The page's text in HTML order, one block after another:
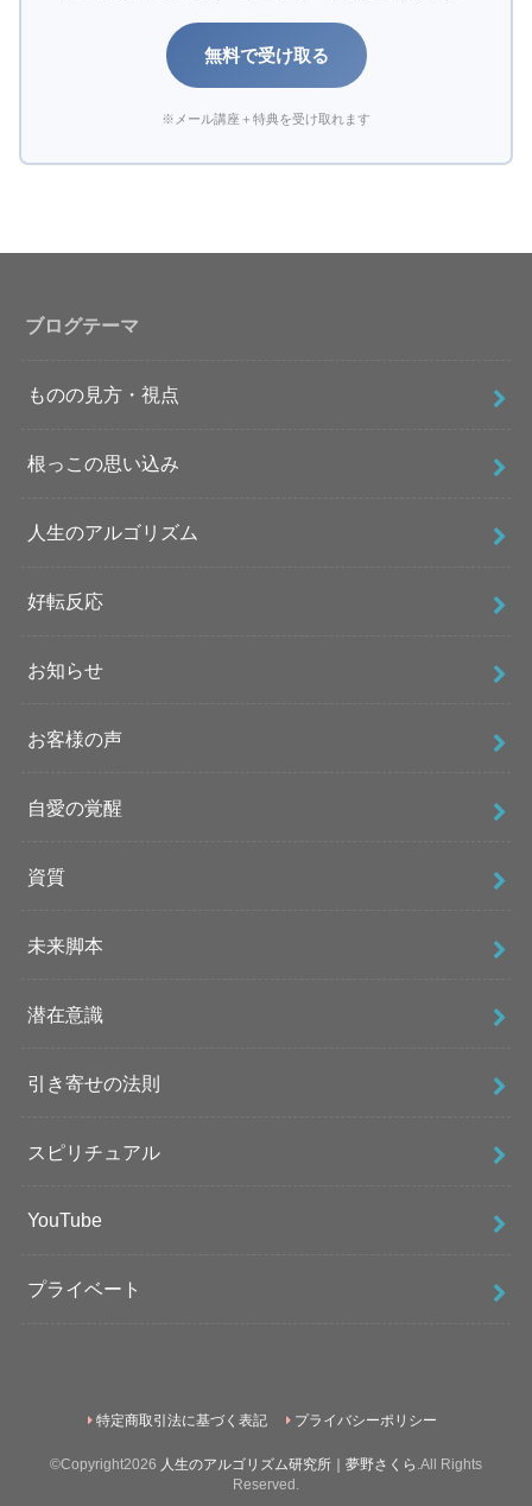
無料で受け取る
※メール講座＋特典を受け取れます
ブログテーマ
ものの見方・視点
根っこの思い込み
人生のアルゴリズム
好転反応
お知らせ
お客様の声
自愛の覚醒
資質
未来脚本
潜在意識
引き寄せの法則
スピリチュアル
YouTube
プライベート
特定商取引法に基づく表記 プライバシーポリシー
©Copyright2026 人生のアルゴリズム研究所｜夢野さくら .All Rights
Reserved.